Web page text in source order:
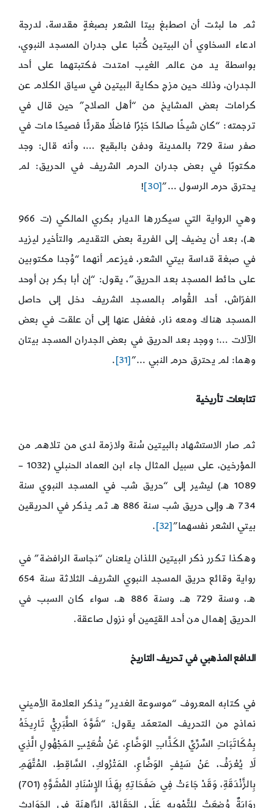
ثم ما لبثت أن اصطبغ بيتا الشعر بصبغةٍ مقدسة، لدرجة
ادعاء السخاوي أن البيتين كُتبا على جدران المسجد النبوي،
بواسطة يد من عالم الغيب امتدت فكتبتهما على أحد
الجدران، وذلك حين مزج حكاية البيتين في سياق الكلام عن
كرامات بعض المشايخ من “أهل الصلاح” حين قال في
ترجمته: “كان شيخًا صالحًا حَبْرًا فاضلًا مقرئًا فصيحًا مات في
صفر سنة 729 بالمدينة ودفن بالبقيع …، وأنه قال: وجد
مكتوبًا في بعض جدران الحرم الشريف في الحريق: لم
يحترق حرم الرسول …”[30]
!
وهي الرواية التي سيكررها الديار بكري المالكي (ت 966
هـ)، بعد أن يضيف إلى الفرية بعض التقديم والتأخير ليزيد
في صبغة قداسة بيتي الشعر، فيزعم أنهما “وُجدا مكتوبين
على حائط المسجد بعد الحريق”، يقول: “إن أبا بكر بن أوحد
الفرّاش، أحد القُوام بالمسجد الشريف دخل إلى حاصل
المسجد هناك ومعه نار، فغفل عنها إلى أن علقت في بعض
الآلات …؛ ووجد بعد الحريق في بعض الجدران المسجد بيتان
وهما: لم يحترق حرم النبي …”[31]
.
تتابعات تأريخية
ثم صار الاستشهاد بالبيتين سُنة ولازمة لدى من تلاهم من
المؤرخين، على سبيل المثال جاء ابن العماد الحنبلي (1032 –
1089 هـ) ليشير إلى “حريق شب في المسجد النبوي سنة
734 هـ وإلى حريق شب سنة 886 هـ ثم يذكر في الحريقين
بيتي الشعر نفسهما”[32]
.
وهكذا تكرر ذكر البيتين اللذان يلعنان “نجاسة الرافضة” في
رواية وقائع حريق المسجد النبوي الشريف الثلاثة سنة 654
هـ، وسنة 729 هـ، وسنة 886 هـ، سواء كان السبب في
الحريق إهمال من أحد القيّمين أو نزول صاعقة.
الدافع المذهبي في تحريف التاريخ
في كتابه المعروف “موسوعة الغدير” يذكر العلامة الأميني
نماذج من التحريف المتعمّد يقول: “شَوَّهَ الطَّبَرِيُّ تَارِيخَهُ
بِمُكَاتَبَاتِ السِّرِّيِّ الكَذَّابِ الوَضَّاعِ، عَنْ شُعَيْبٍ المَجْهُولِ الَّذِي
لَا يُعْرَفُ، عَنْ سَيْفٍ الوَضَّاعِ، المَتْرُوكِ، السَّاقِطِ، المُتَّهَمِ
بِالزَّنْدَقَةِ، وَقَدْ جَاءَتْ فِي صَفَحَاتِهِ بِهَذَا الإِسْنَادِ المُشَوَّهِ (701)
رِوَايَةٌ وُضِعَتْ لِلتَّمْوِيهِ عَلَى الحَقَائِقِ الرَّاهِنَةِ فِي الحَوَادِثِ